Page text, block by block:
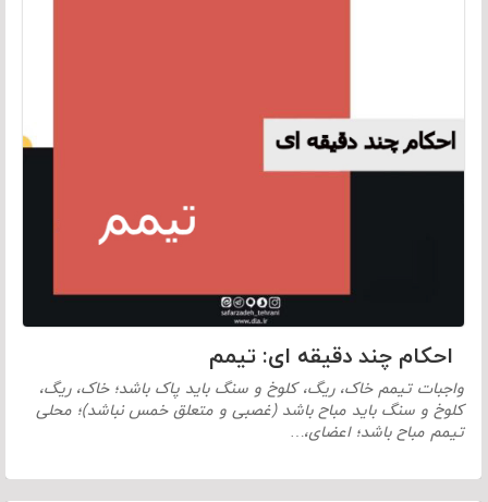
احکام چند دقیقه ای: تیمم
واجبات تیمم خاک، ريگ، کلوخ و سنگ باید پاک باشد؛ خاک، ريگ،
کلوخ و سنگ باید مباح باشد (غصبی و متعلق خمس نباشد)؛ محلی
تیمم مباح باشد؛ اعضای،…